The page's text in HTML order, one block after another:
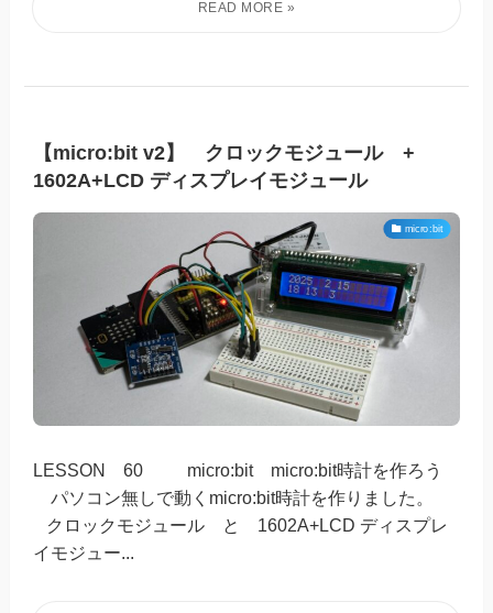
【micro:bit v2】 クロックモジュール +
1602A+LCD ディスプレイモジュール
micro:bit
LESSON 60 micro:bit micro:bit時計を作ろう
パソコン無しで動くmicro:bit時計を作りました。
クロックモジュール と 1602A+LCD ディスプレ
イモジュー...